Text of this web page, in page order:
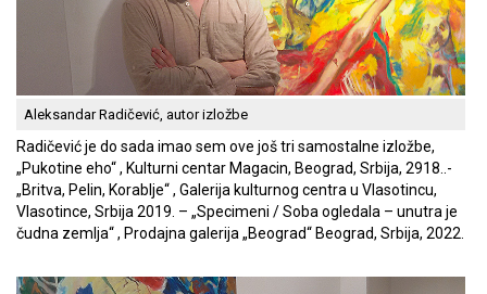
Aleksandar Radičević, autor izložbe
Radičević je do sada imao sem ove još tri samostalne izložbe,
„Pukotine eho“ , Kulturni centar Magacin, Beograd, Srbija, 2918..-
„Britva, Pelin, Korablje“ , Galerija kulturnog centra u Vlasotincu,
Vlasotince, Srbija 2019. – „Specimeni / Soba ogledala – unutra je
čudna zemlja“ , Prodajna galerija „Beograd“ Beograd, Srbija, 2022.